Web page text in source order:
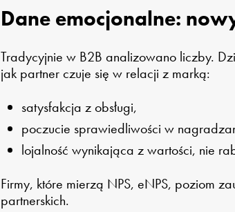
Dane emocjonalne:
Tradycyjnie w B2B analizowano liczby.
jak partner czuje się w relacji z marką:
satysfakcja z obsługi,
poczucie sprawiedliwości w
lojalność wynikająca z wartości, nie
Firmy, które mierzą NPS, eNPS, poziom
partnerskich.